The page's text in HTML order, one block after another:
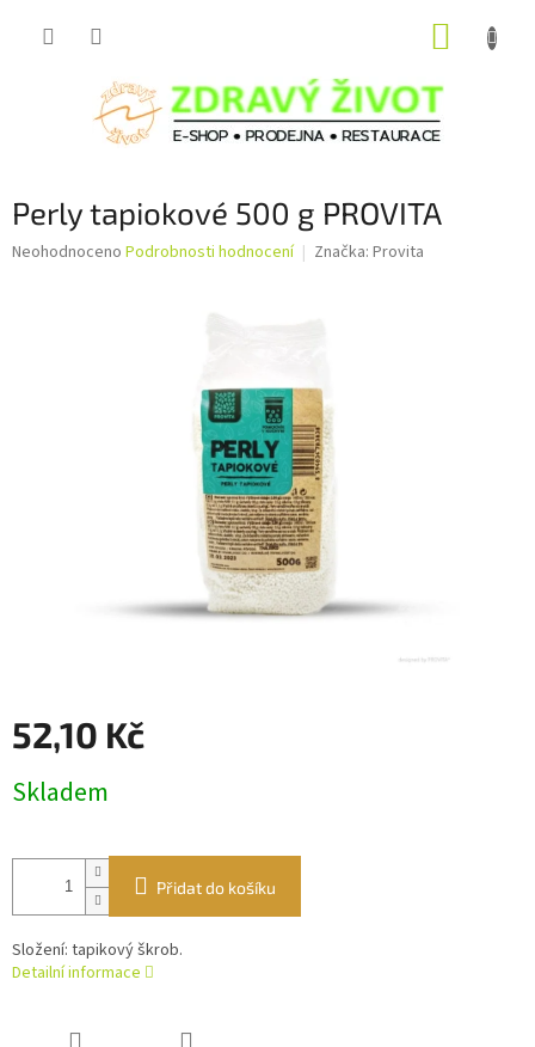
Perly tapiokové 500 g PROVITA
Průměrné
Neohodnoceno Podrobnosti hodnocení Značka: Provita
52,10 Kč
cena:
Skladem
Přidat do košíku
Složení: tapikový škrob.
Detailní informace